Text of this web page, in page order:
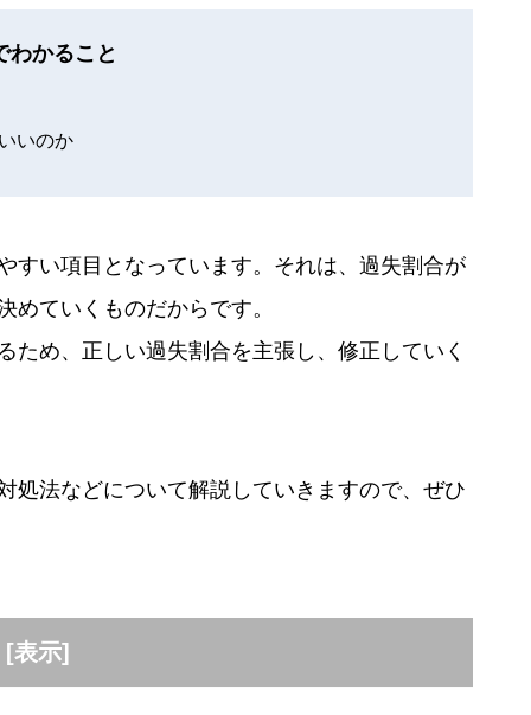
わかること
いのか
すい項目となっています。それは、過失割合が
めていくものだからです。
め、正しい過失割合を主張し、修正していく
処法などについて解説していきますので、ぜひ
[表示]